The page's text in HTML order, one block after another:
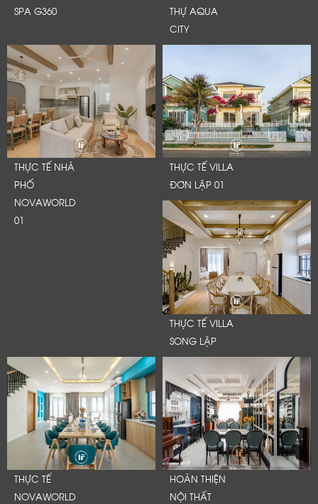
SPA G360
THỰ AQUA
CITY
THỰC TẾ NHÀ
PHỐ
NOVAWORLD
01
THỰC TẾ VILLA
ĐƠN LẬP 01
THỰC TẾ VILLA
SONG LẬP
THỰC TẾ
NOVAWORLD
HOÀN THIỆN
NỘI THẤT